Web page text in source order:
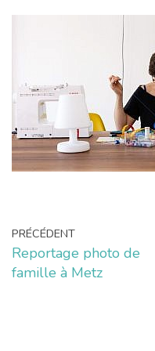
PRÉCÉDENT
Reportage photo de
famille à Metz